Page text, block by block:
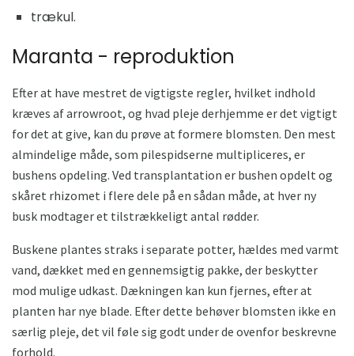
trækul.
Maranta - reproduktion
Efter at have mestret de vigtigste regler, hvilket indhold
kræves af arrowroot, og hvad pleje derhjemme er det vigtigt
for det at give, kan du prøve at formere blomsten. Den mest
almindelige måde, som pilespidserne multipliceres, er
bushens opdeling. Ved transplantation er bushen opdelt og
skåret rhizomet i flere dele på en sådan måde, at hver ny
busk modtager et tilstrækkeligt antal rødder.
Buskene plantes straks i separate potter, hældes med varmt
vand, dækket med en gennemsigtig pakke, der beskytter
mod mulige udkast. Dækningen kan kun fjernes, efter at
planten har nye blade. Efter dette behøver blomsten ikke en
særlig pleje, det vil føle sig godt under de ovenfor beskrevne
forhold.